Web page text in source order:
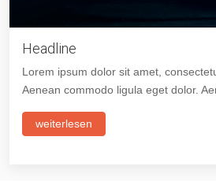
Headline
Lorem ipsum dolor sit amet,
Aenean commodo ligula eget dolor.
weiterlesen